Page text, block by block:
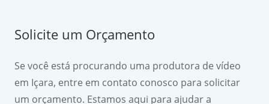
Solicite um Orçamento
Se você está procurando uma produtora de vídeo
em Içara, entre em contato conosco para solicitar
um orçamento. Estamos aqui para ajudar a